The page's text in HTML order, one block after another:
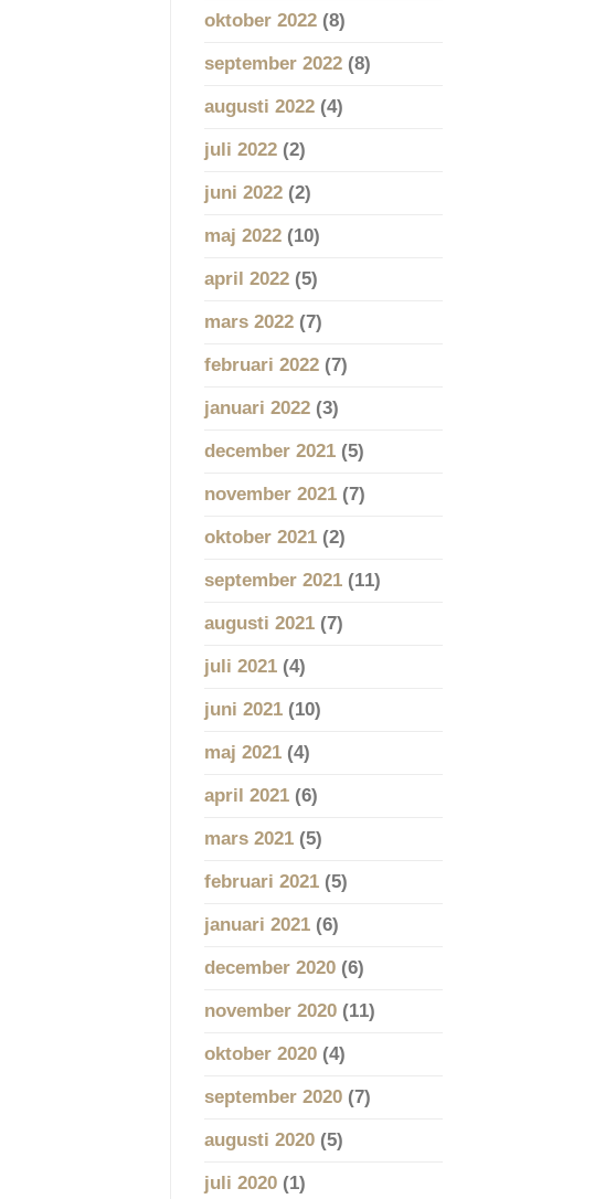
oktober 2022(8)
september 2022(8)
augusti 2022(4)
juli 2022(2)
juni 2022(2)
maj 2022(10)
april 2022(5)
mars 2022(7)
februari 2022(7)
januari 2022(3)
december 2021(5)
november 2021(7)
oktober 2021(2)
september 2021(11)
augusti 2021(7)
juli 2021(4)
juni 2021(10)
maj 2021(4)
april 2021(6)
mars 2021(5)
februari 2021(5)
januari 2021(6)
december 2020(6)
november 2020(11)
oktober 2020(4)
september 2020(7)
augusti 2020(5)
juli 2020(1)